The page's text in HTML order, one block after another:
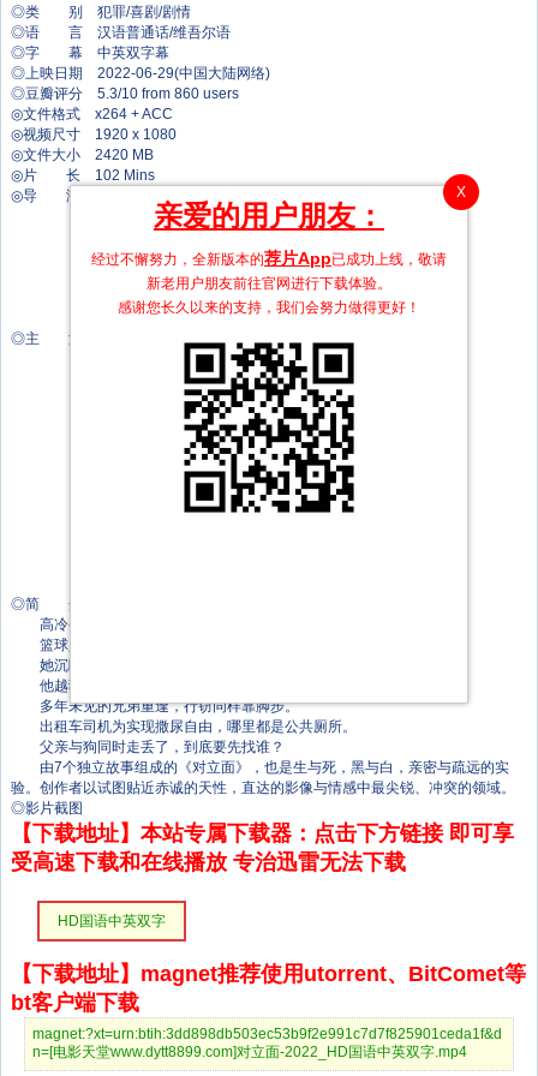
◎类 别 犯罪/喜剧/剧情
◎语 言 汉语普通话/维吾尔语
◎字 幕 中英双字幕
◎上映日期 2022-06-29(中国大陆网络)
◎豆瓣评分 5.3/10 from 860 users
◎文件格式 x264 + ACC
◎视频尺寸 1920 x 1080
◎文件大小 2420 MB
◎片 长 102 Mins
◎导 演 薄汉雄
丁凯
乞少一
艾麦提·麦麦提
◎主 演 童瑶
◎简 介
高冷窃贼入室盗窃，却遭遇“被犯罪爱好者”。
篮球少年博弈广场大妈——再现“一个球场，各自表述”。
她沉睡、吵闹，哭泣，始终不愿意完成最后的拼图。
他越狱、抢车、私闯民宅、提刀杀人，却最终收获爱情。
多年未见的兄弟重逢，行窃同样靠脚步。
出租车司机为实现撒尿自由，哪里都是公共厕所。
父亲与狗同时走丢了，到底要先找谁？
由7个独立故事组成的《对立面》，也是生与死，黑与白，亲密与疏远的实
验。创作者以试图贴近赤诚的天性，直达的影像与情感中最尖锐、冲突的领域。
◎影片截图
【下载地址】本站专属下载器：点击下方链接 即可享
受高速下载和在线播放 专治迅雷无法下载
HD国语中英双字
【下载地址】magnet推荐使用utorrent、BitComet等
bt客户端下载
magnet:?xt=urn:btih:3dd898db503ec53b9f2e991c7d7f825901ceda1f&d
n=[电影天堂www.dytt8899.com]对立面-2022_HD国语中英双字.mp4
X
亲爱的用户朋友：
经过不懈努力，全新版本的荐片App已成功上线，敬请
新老用户朋友前往官网进行下载体验。
感谢您长久以来的支持，我们会努力做得更好！